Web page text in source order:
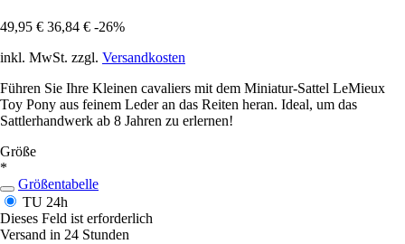
49,95 € 36,84 € -26%
inkl. MwSt. zzgl. Versandkosten
Führen Sie Ihre Kleinen cavaliers mit dem Miniatur-Sattel LeMieux
Toy Pony aus feinem Leder an das Reiten heran. Ideal, um das
Sattlerhandwerk ab 8 Jahren zu erlernen!
Größe
*
Größentabelle
TU 24h
Dieses Feld ist erforderlich
Versand in 24 Stunden